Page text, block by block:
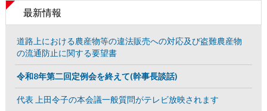
最新情報
道路上における農産物等の違法販売への対応及び盗難農産物
の流通防止に関する要望書
令和8年第二回定例会を終えて(幹事長談話)
代表 上田令子の本会議一般質問がテレビ放映されます